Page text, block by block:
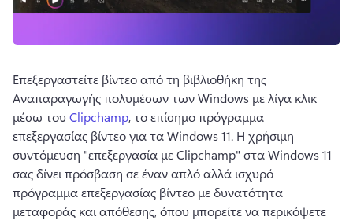
Επεξεργαστείτε βίντεο από τη βιβλιοθήκη της
Αναπαραγωγής πολυμέσων των Windows με λίγα κλικ
μέσω του Clipchamp, το επίσημο πρόγραμμα
επεξεργασίας βίντεο για τα Windows 11. Η χρήσιμη
συντόμευση "επεξεργασία με Clipchamp" στα Windows 11
σας δίνει πρόσβαση σε έναν απλό αλλά ισχυρό
πρόγραμμα επεξεργασίας βίντεο με δυνατότητα
μεταφοράς και απόθεσης, όπου μπορείτε να περικόψετε